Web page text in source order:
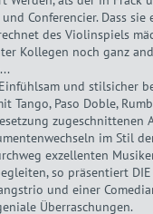
Conferencier. Dass
des Violinspiels
Kollegen noch ganz
und stilsicher
Tango, Paso Doble,
zugeschnittenen
im Stil
exzellenten
so präsentiert DIE
und einer
Überraschungen.